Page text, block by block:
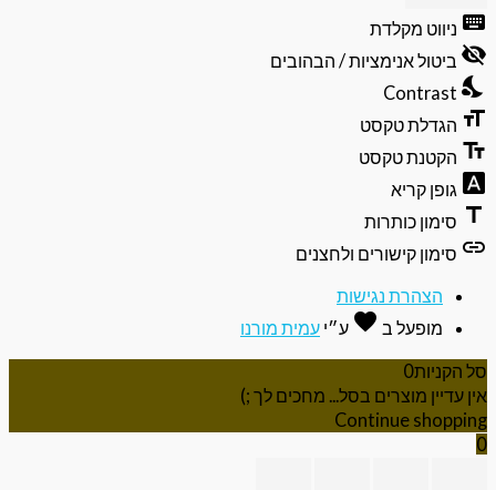
וסגירה
של
תפריט
הנגישות
ניווט מקלדת
ביטול אנימציות / הבהובים
Contrast
הגדלת טקסט
הקטנת טקסט
גופן קריא
סימון כותרות
סימון קישורים ולחצנים
הצהרת נגישות
מופעל בfavoriteאהבה
ע״יעמית מורנו
הקניות0
עדיין מוצרים בסל... מחכים לך ;)
Continue